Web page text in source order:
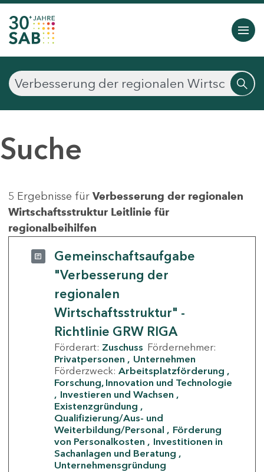
Suche
5 Ergebnisse für Verbesserung der regionalen
Wirtschaftsstruktur Leitlinie für
regionalbeihilfen
Gemeinschaftsaufgabe
"Verbesserung der
regionalen
Wirtschaftsstruktur" -
Richtlinie GRW RIGA
Förderart: Zuschuss Fördernehmer:
Privatpersonen
Unternehmen
Förderzweck: Arbeitsplatzförderung
Forschung, Innovation und Technologie
Investieren und Wachsen
Existenzgründung
Qualifizierung/Aus- und
Weiterbildung/Personal
Förderung
von Personalkosten
Investitionen in
Sachanlagen und Beratung
Unternehmensgründung